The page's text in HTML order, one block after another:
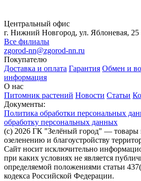
Центральный офис
г. Нижний Новгород, ул. Яблоневая, 25
Все филиалы
zgorod-nn@zgorod-nn.ru
Покупателю
Доставка и оплата Гарантия Обмен и
информация
О нас
Питомник растений Новости Статьи
Документы:
Политика обработки персональных
обработку персональных данных
(c) 2026 ГК "Зелёный город" — товары
озеленению и благоустройству
Сайт носит исключительно
при каких условиях не является
определяемой положениями статьи
кодекса Российской Федерации.